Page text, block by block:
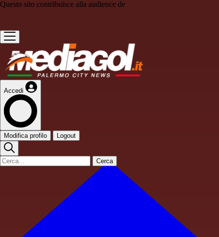
Questo sito contribuisce alla audience de
Accedi
Modifica profilo Logout
Cerca